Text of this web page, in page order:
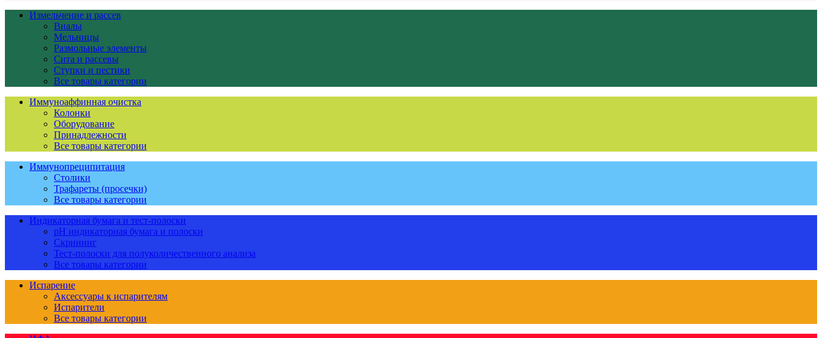
Измельчение и рассев
Виалы
Мельницы
Размольные элементы
Сита и рассевы
Ступки и пестики
Все товары категории
Иммуноаффинная очистка
Колонки
Оборудование
Принадлежности
Все товары категории
Иммунопреципитация
Столики
Трафареты (просечки)
Все товары категории
Индикаторная бумага и тест-полоски
pH индикаторная бумага и полоски
Скрининг
Тест-полоски для полуколичественного анализа
Все товары категории
Испарение
Аксессуары к испарителям
Испарители
Все товары категории